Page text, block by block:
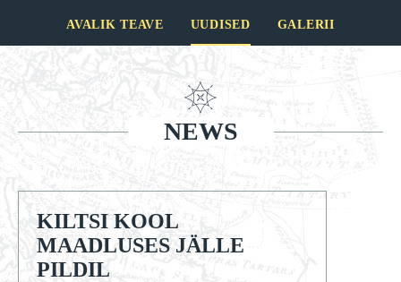
AVALIK TEAVE UUDISED GALERII
NEWS
KILTSI KOOL
MAADLUSES JÄLLE
PILDIL